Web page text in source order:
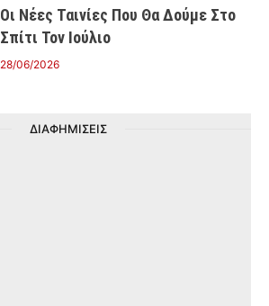
Οι Νέες Ταινίες Που Θα Δούμε Στο
Σπίτι Τον Ιούλιο
28/06/2026
ΔΙΑΦΗΜΙΣΕΙΣ